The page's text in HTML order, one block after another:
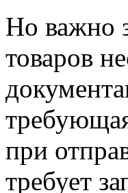
Но важно
товаров
при
требует